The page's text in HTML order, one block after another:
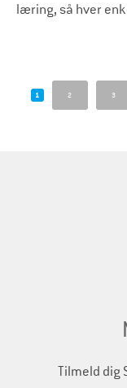
læring, så hver
1 2 3
Tilmeld dig